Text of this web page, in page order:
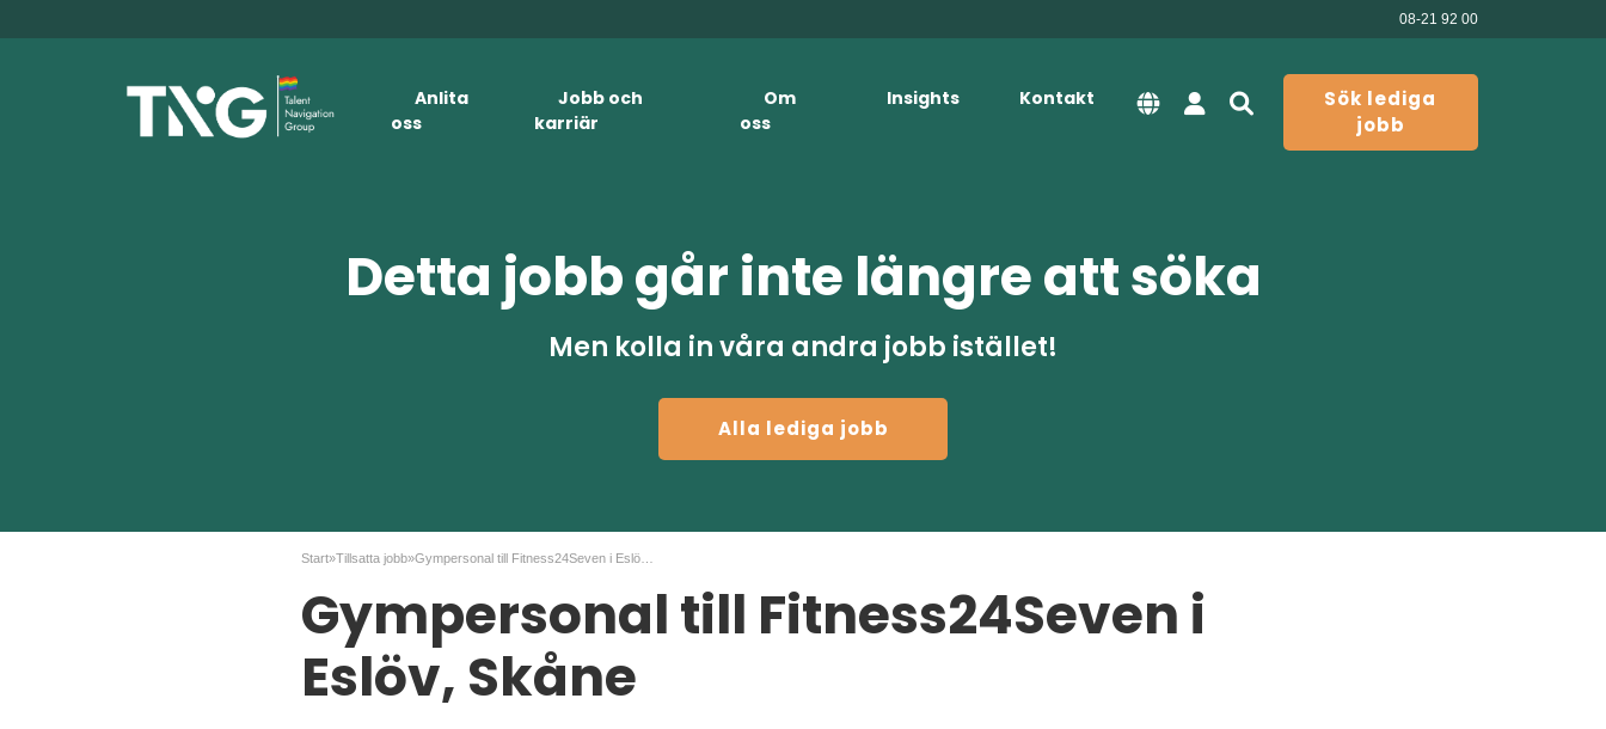
08-21 92 00
Anlita
oss
Jobb och
karriär
Om
oss
Insights Kontakt
Sök lediga
jobb
Detta jobb går inte längre att söka
Men kolla in våra andra jobb istället!
Alla lediga jobb
Start»Tillsatta jobb»
Gympersonal till Fitness24Seven i
Eslöv, Skåne